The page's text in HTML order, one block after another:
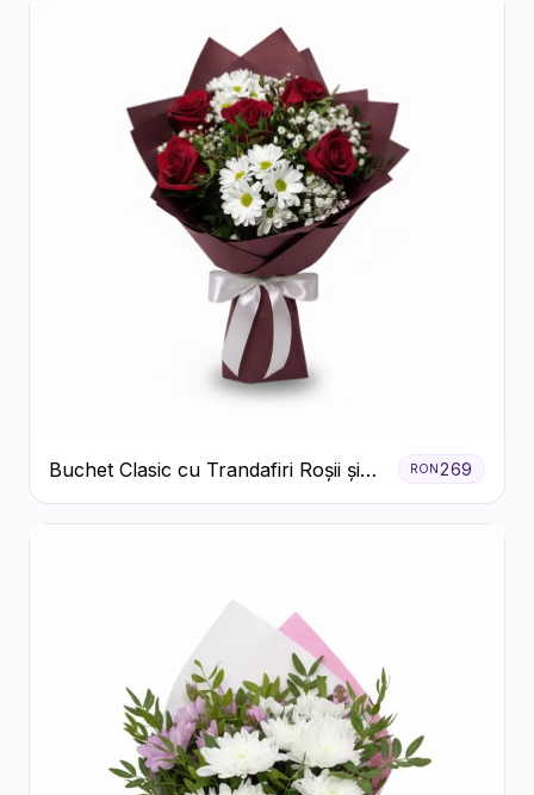
Buchet Clasic cu Trandafiri Roșii și
Crizanteme Albe
RON269